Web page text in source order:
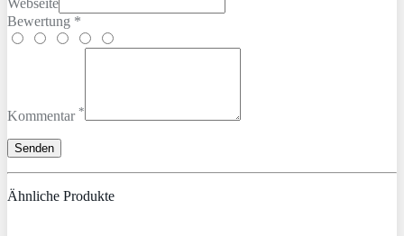
Webseite
Bewertung *
Kommentar *
Ähnliche Produkte